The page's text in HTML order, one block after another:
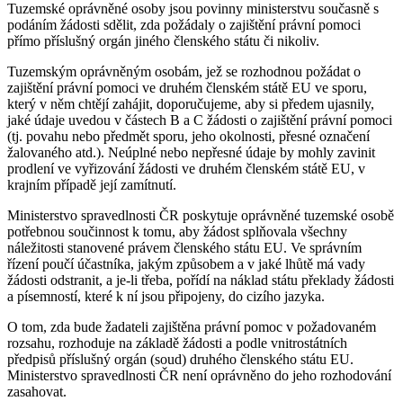
Tuzemské oprávněné osoby jsou povinny ministerstvu současně s
podáním žádosti sdělit, zda požádaly o zajištění právní pomoci
přímo příslušný orgán jiného členského státu či nikoliv.
Tuzemským oprávněným osobám, jež se rozhodnou požádat o
zajištění právní pomoci ve druhém členském státě EU ve sporu,
který v něm chtějí zahájit, doporučujeme, aby si předem ujasnily,
jaké údaje uvedou v částech B a C žádosti o zajištění právní pomoci
(tj. povahu nebo předmět sporu, jeho okolnosti, přesné označení
žalovaného atd.). Neúplné nebo nepřesné údaje by mohly zavinit
prodlení ve vyřizování žádosti ve druhém členském státě EU, v
krajním případě její zamítnutí.
Ministerstvo spravedlnosti ČR poskytuje oprávněné tuzemské osobě
potřebnou součinnost k tomu, aby žádost splňovala všechny
náležitosti stanovené právem členského státu EU. Ve správním
řízení poučí účastníka, jakým způsobem a v jaké lhůtě má vady
žádosti odstranit, a je-li třeba, pořídí na náklad státu překlady žádosti
a písemností, které k ní jsou připojeny, do cizího jazyka.
O tom, zda bude žadateli zajištěna právní pomoc v požadovaném
rozsahu, rozhoduje na základě žádosti a podle vnitrostátních
předpisů příslušný orgán (soud) druhého členského státu EU.
Ministerstvo spravedlnosti ČR není oprávněno do jeho rozhodování
zasahovat.